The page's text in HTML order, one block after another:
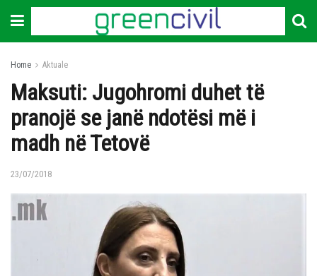
Home Aktuale
Maksuti: Jugohromi duhet të
pranojë se janë ndotësi më i
madh në Tetovë
23/07/2018